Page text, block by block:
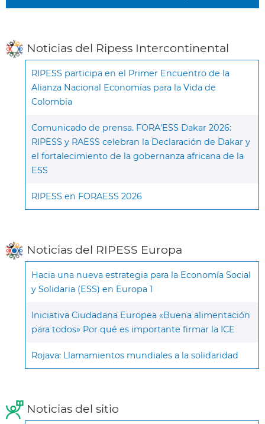
Noticias del Ripess Intercontinental
RIPESS participa en el Primer Encuentro de la
Alianza Nacional Economías para la Vida de
Colombia
Comunicado de prensa. FORA’ESS Dakar 2026:
RIPESS y RAESS celebran la Declaración de Dakar y
el fortalecimiento de la gobernanza africana de la
ESS
RIPESS en FORAESS 2026
Noticias del RIPESS Europa
Hacia una nueva estrategia para la Economía Social
y Solidaria (ESS) en Europa 1
Iniciativa Ciudadana Europea «Buena alimentación
para todos» Por qué es importante firmar la ICE
Rojava: Llamamientos mundiales a la solidaridad
Noticias del sitio